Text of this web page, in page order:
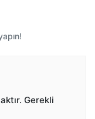
Gerekli